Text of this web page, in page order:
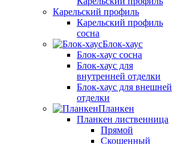
Карельский профиль
Карельский профиль
сосна
Блок-хаус
Блок-хаус сосна
Блок-хаус для
внутренней отделки
Блок-хаус для внешней
отделки
Планкен
Планкен лиственница
Прямой
Скошенный